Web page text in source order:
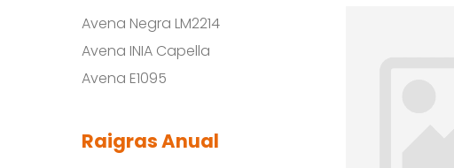
Avena Negra LM2214
Avena INIA Capella
Avena E1095
Raigras Anual